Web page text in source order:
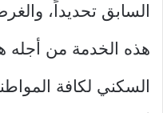
السابق تحديداً،
هذه الخدمة من أجله
السكني لكافة